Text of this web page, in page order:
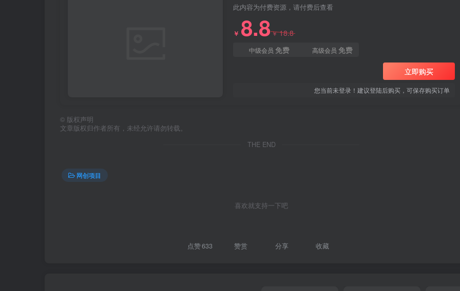
此内容为付费资源，请付费后查看
￥ 8.8￥18.8
中级会员 免费 高级会员 免费
立即购买
您当前未登录！建议登陆后购买，可保存购买订单
© 版权声明
文章版权归作者所有，未经允许请勿转载。
THE END
网创项目
喜欢就支持一下吧
点赞633 赞赏 分享 收藏